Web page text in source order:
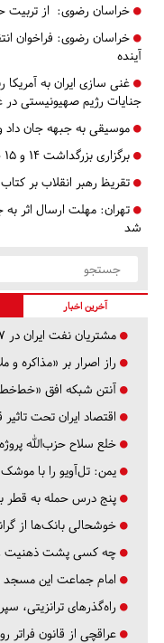
خراسان رضوی: از تربیت
خراسان رضوی: فراخوان
آینده
غنی سازی ایران به
جنایات رژیم صهیونیستی
موسیقی به جبهه جان
برگزاری بزرگداشت ۱۴ و ۱۵ خرداد در بیش از ۱۰۰۰ نقطه در کشور
تقریظ رهبر انقلاب بر
تهران: مهلت ارسال اثر به
شد
آخرین اخبار
مشتریان نفت ایران در ۷ سال گذشته +فیلم
راز اصرار بر «مذاکره
آنتن شبکه افق
اقتصاد ایران تحت تاثیر
خلع سلاح حزب‌الله
یمن: تل‌آویو را با
پنج درس‌ حمله به قطر
خوشحالی بانک‌ها از
چه کسی پشت ذهنیت
امام جماعت این مسجد در ۳ سال، نمازگزاران را ۴
راه‌گذرهای ترانزیتی،
عراقچی از قانون